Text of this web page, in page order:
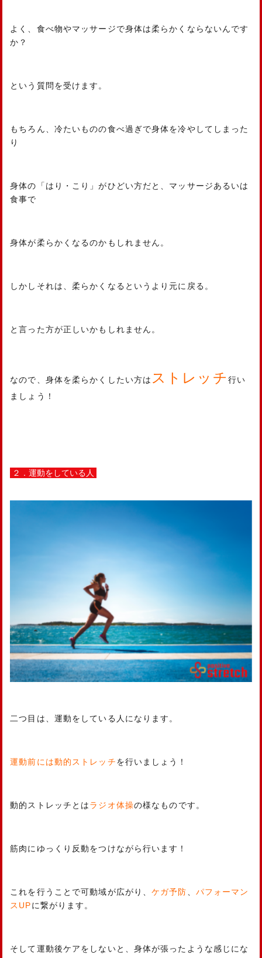
よく、食べ物やマッサージで身体は柔らかくならないんです
か？
という質問を受けます。
もちろん、冷たいものの食べ過ぎで身体を冷やしてしまった
り
身体の「はり・こり」がひどい方だと、マッサージあるいは
食事で
身体が柔らかくなるのかもしれません。
しかしそれは、柔らかくなるというより元に戻る。
と言った方が正しいかもしれません。
なので、身体を柔らかくしたい方は ストレッチ 行い
ましょう！
２．運動をしている人
二つ目は、運動をしている人になります。
運動前には動的ストレッチを行いましょう！
動的ストレッチとはラジオ体操の様なものです。
筋肉にゆっくり反動をつけながら行います！
これを行うことで可動域が広がり、ケガ予防
パフォーマン
スUPに繋がります。
そして運動後ケアをしないと、身体が張ったような感じにな